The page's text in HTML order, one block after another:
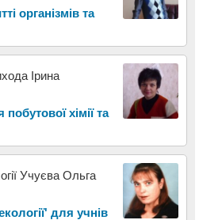
організмів та
Ірина
хімії та
Учуєва Ольга
для учнів